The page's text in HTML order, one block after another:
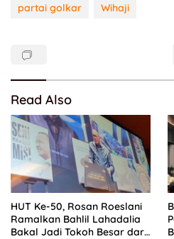
partai golkar
Wihaji
Read Also
HUT Ke-50, Rosan Roeslani
Ramalkan Bahlil Lahadalia
Bakal Jadi Tokoh Besar dari